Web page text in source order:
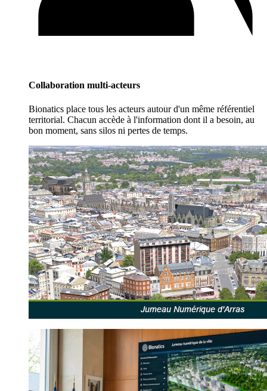
Collaboration multi-acteurs
Bionatics place tous les acteurs autour d'un même référentiel
territorial. Chacun accède à l'information dont il a besoin, au
bon moment, sans silos ni pertes de temps.